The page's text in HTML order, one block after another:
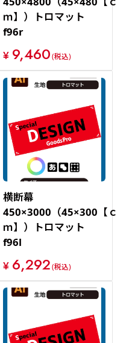
ｍ】）トロマット
f96r
¥ 9,460(税込)
横断幕
450×3000（45×300【ｃ
ｍ】）トロマット
f96l
¥ 6,292(税込)